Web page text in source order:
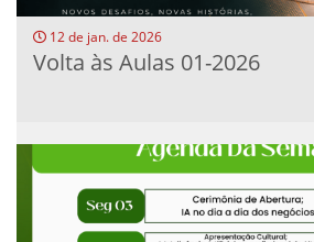
12 de jan. de 2026
Volta às Aulas 01-2026